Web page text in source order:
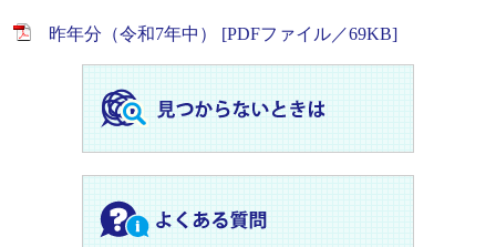
昨年分（令和7年中） [PDFファイル／69KB]